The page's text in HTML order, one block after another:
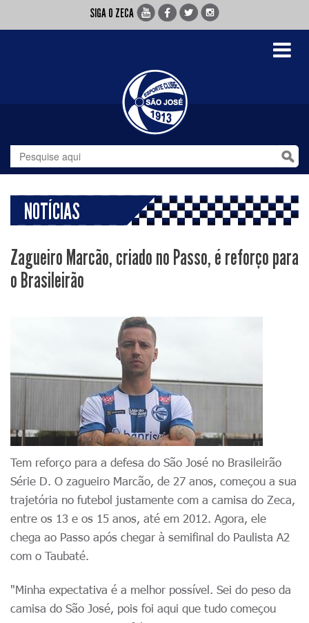
SIGA O ZECA
Toggle
NOTÍCIAS
Zagueiro Marcão, criado no Passo, é reforço para
o Brasileirão
Tem reforço para a defesa do São José no Brasileirão
Série D. O zagueiro Marcão, de 27 anos, começou a sua
trajetória no futebol justamente com a camisa do Zeca,
entre os 13 e os 15 anos, até em 2012. Agora, ele
chega ao Passo após chegar à semifinal do Paulista A2
com o Taubaté.
"Minha expectativa é a melhor possível. Sei do peso da
camisa do São José, pois foi aqui que tudo começou